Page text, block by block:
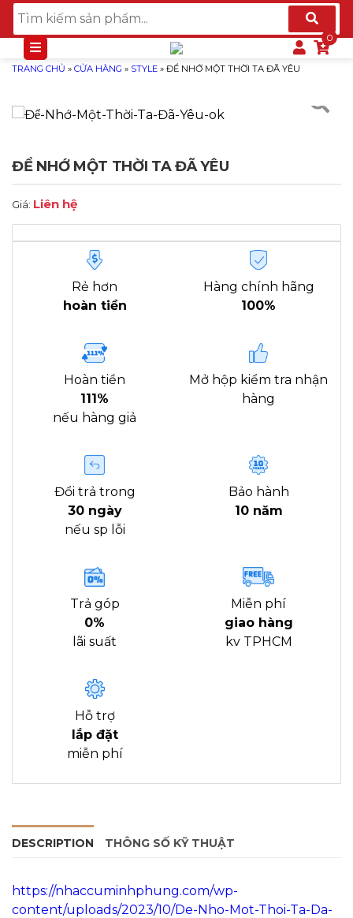
TRANG CHỦ » CỬA HÀNG » STYLE » ĐỂ NHỚ MỘT THỜI TA ĐÃ YÊU
ĐỂ NHỚ MỘT THỜI TA ĐÃ YÊU
Giá: Liên hệ
Rẻ hơn
hoàn tiền
Hàng chính hãng
100%
Hoàn tiền
111%
nếu hàng giả
Mở hộp kiểm tra nhận
hàng
Đổi trả trong
30 ngày
nếu sp lỗi
Bảo hành
10 năm
Trả góp
0%
lãi suất
Miễn phí
giao hàng
kv TPHCM
Hỗ trợ
lắp đặt
miễn phí
DESCRIPTION THÔNG SỐ KỸ THUẬT
https://nhaccuminhphung.com/wp-
content/uploads/2023/10/De-Nho-Mot-Thoi-Ta-Da-